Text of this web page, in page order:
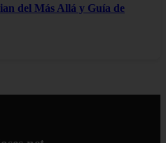
del Más Allá y Guía de